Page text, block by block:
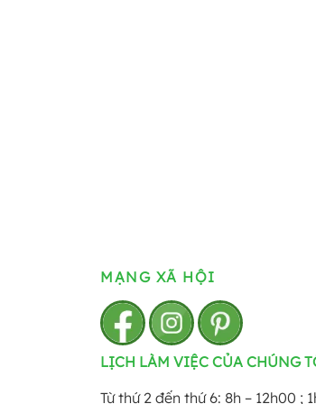
MẠNG XÃ HỘI
LỊCH LÀM VIỆC CỦA CHÚNG
Từ thứ 2 đến thứ 6: 8h – 12h00 ;